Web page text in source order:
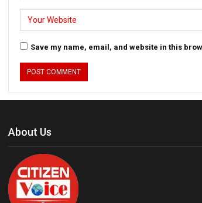
Save my name, email, and website in this
About Us